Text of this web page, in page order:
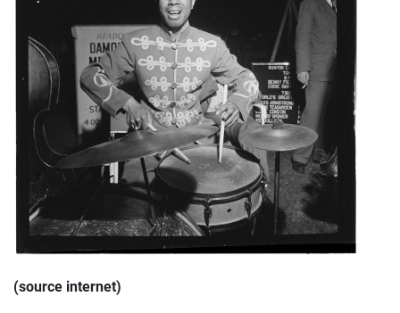
(source internet)